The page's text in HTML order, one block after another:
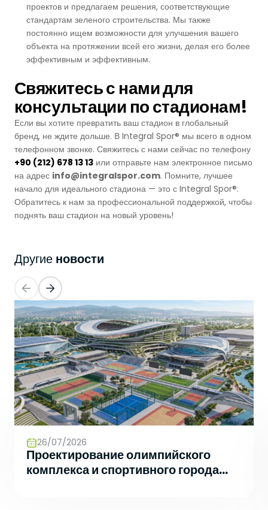
проектов и предлагаем решения, соответствующие
стандартам зеленого строительства. Мы также
постоянно ищем возможности для улучшения вашего
объекта на протяжении всей его жизни, делая его более
эффективным и эффективным.
Свяжитесь с нами для
консультации по стадионам!
Если вы хотите превратить ваш стадион в глобальный
бренд, не ждите дольше. В Integral Spor® мы всего в одном
телефонном звонке. Свяжитесь с нами сейчас по телефону
+90 (212) 678 13 13 или отправьте нам электронное письмо
на адрес info@integralspor.com. Помните, лучшее
начало для идеального стадиона — это с Integral Spor®.
Обратитесь к нам за профессиональной поддержкой, чтобы
поднять ваш стадион на новый уровень!
Другие новости
26/07/2026
Проектирование олимпийского
комплекса и спортивного города